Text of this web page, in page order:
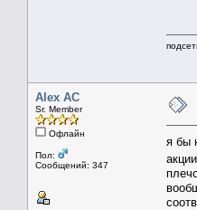
Alex AC
Sr. Member
Офлайн
Пол:
Сообщений: 347
я бы